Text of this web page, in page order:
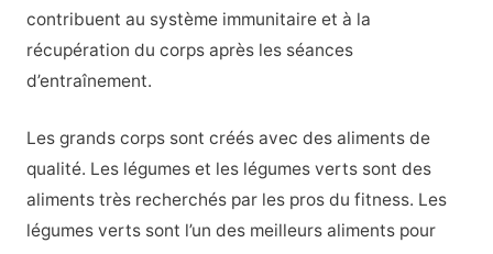
contribuent au système immunitaire et à la
récupération du corps après les séances
d’entraînement.
Les grands corps sont créés avec des aliments de
qualité. Les légumes et les légumes verts sont des
aliments très recherchés par les pros du fitness. Les
légumes verts sont l’un des meilleurs aliments pour